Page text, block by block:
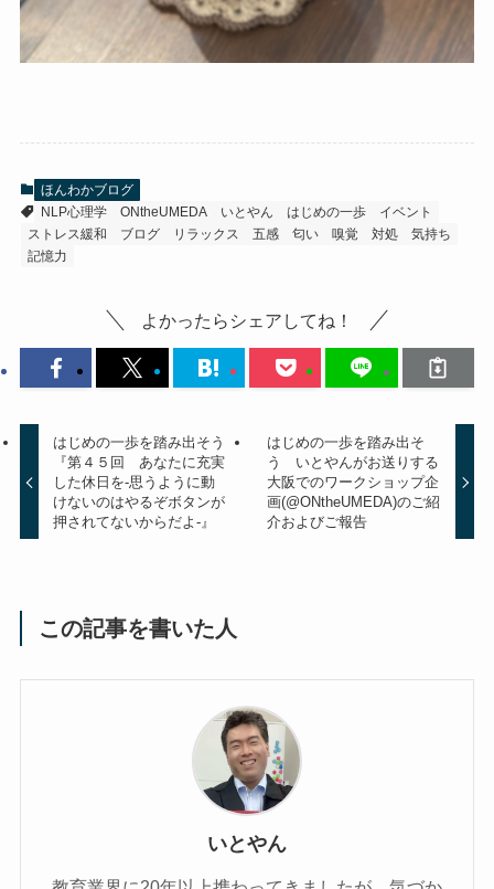
ほんわかブログ
NLP心理学
ONtheUMEDA いとやん はじめの一歩
イベント
ストレス緩和
ブログ リラックス 五感 匂い 嗅覚 対処
気持ち
記憶力
よかったらシェアしてね！
はじめの一歩を踏み出そう
『第４５回 あなたに充実
した休日を-思うように動
けないのはやるぞボタンが
押されてないからだよ-』
はじめの一歩を踏み出そ
う いとやんがお送りする
大阪でのワークショップ企
画(@ONtheUMEDA)のご紹
介およびご報告
この記事を書いた人
いとやん